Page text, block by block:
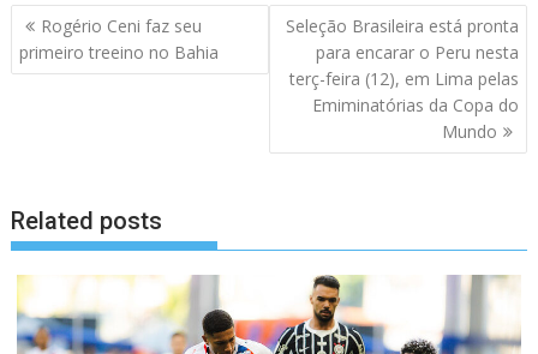
Navegação
de
artigos
Rogério Ceni faz seu
primeiro treeino no Bahia
Seleção Brasileira está pronta
para encarar o Peru nesta
terç-feira (12), em Lima pelas
Emiminatórias da Copa do
Mundo
Related posts